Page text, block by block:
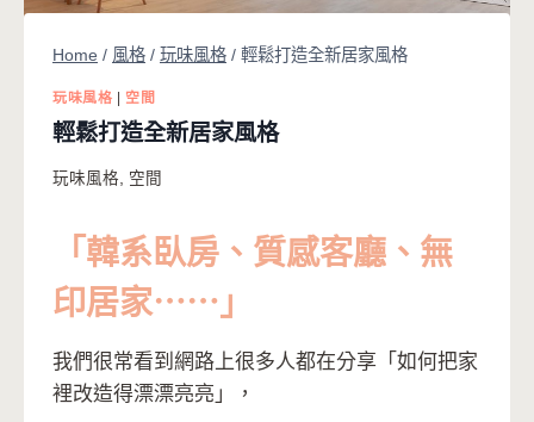
Home / 風格 / 玩味風格 / 輕鬆打造全新居家風格
玩味風格 | 空間
輕鬆打造全新居家風格
玩味風格, 空間
「韓系臥房、 質感客廳、 無
印居家⋯⋯」
我們很常看到網路上很多人都在分享「如何把家
裡改造得漂漂亮亮」，